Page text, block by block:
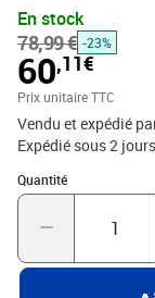
résistance, stabilité,
rangement : ce
grand espace de
organisés et à
table stable de la
boissons, des
: le cadre de cette
stabilité.Couleur :
métalDimensions :
requis
En stock
78,99 € -23%
60,11€
Prix unitaire TTC
Vendu et expédié
Expédié sous 2 jours
Quantité
Quantité : 1